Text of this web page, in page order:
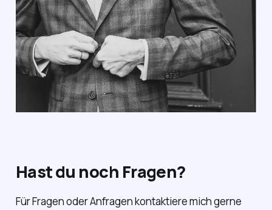
Hast du noch Fragen?
Für Fragen oder Anfragen kontaktiere mich gerne